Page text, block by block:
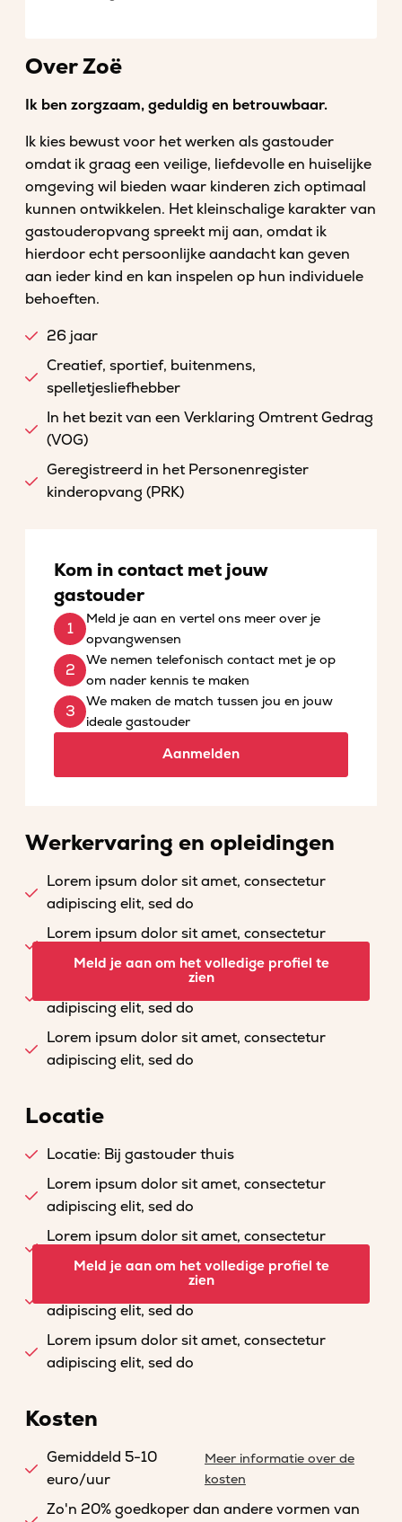
Over Zoë
Ik ben zorgzaam, geduldig en betrouwbaar.
Ik kies bewust voor het werken als gastouder
omdat ik graag een veilige, liefdevolle en huiselijke
omgeving wil bieden waar kinderen zich optimaal
kunnen ontwikkelen. Het kleinschalige karakter van
gastouderopvang spreekt mij aan, omdat ik
hierdoor echt persoonlijke aandacht kan geven
aan ieder kind en kan inspelen op hun individuele
behoeften.
26 jaar
Creatief, sportief, buitenmens,
spelletjesliefhebber
In het bezit van een Verklaring Omtrent Gedrag
(VOG)
Geregistreerd in het Personenregister
kinderopvang (PRK)
Kom in contact met jouw
gastouder
Meld je aan en vertel ons meer over je
opvangwensen
We nemen telefonisch contact met je op
om nader kennis te maken
We maken de match tussen jou en jouw
ideale gastouder
Aanmelden
Werkervaring en opleidingen
Lorem ipsum dolor sit amet, consectetur
adipiscing elit, sed do
Lorem ipsum dolor sit amet, consectetur
adipiscing elit, sed do
Lorem ipsum dolor sit amet, consectetur
adipiscing elit, sed do
Lorem ipsum dolor sit amet, consectetur
adipiscing elit, sed do
Meld je aan om het volledige profiel te
zien
Locatie
Locatie: Bij gastouder thuis
Lorem ipsum dolor sit amet, consectetur
adipiscing elit, sed do
Lorem ipsum dolor sit amet, consectetur
adipiscing elit, sed do
Lorem ipsum dolor sit amet, consectetur
adipiscing elit, sed do
Lorem ipsum dolor sit amet, consectetur
adipiscing elit, sed do
Meld je aan om het volledige profiel te
zien
Kosten
Gemiddeld 5-10
euro/uur
Meer informatie over de
kosten
Zo'n 20% goedkoper dan andere vormen van